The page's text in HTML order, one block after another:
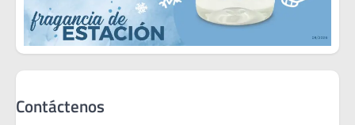
Contáctenos